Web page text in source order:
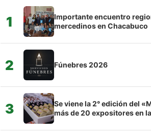
1
Importante encuentro
mercedinos en Chacabuco
2 Fúnebres 2026
3
Se viene la 2° edición del
más de 20 expositores en